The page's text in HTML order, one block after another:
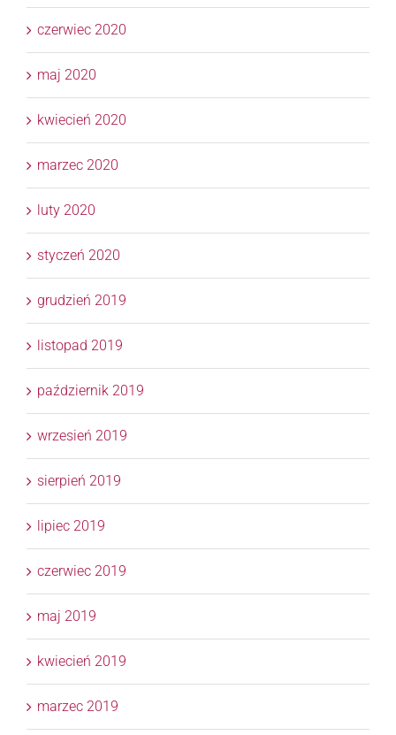
czerwiec 2020
maj 2020
kwiecień 2020
marzec 2020
luty 2020
styczeń 2020
grudzień 2019
listopad 2019
październik 2019
wrzesień 2019
sierpień 2019
lipiec 2019
czerwiec 2019
maj 2019
kwiecień 2019
marzec 2019